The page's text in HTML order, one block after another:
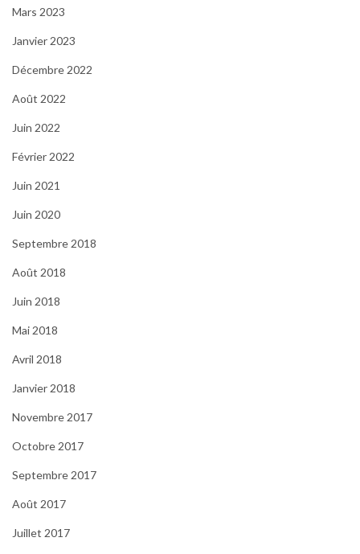
Mars 2023
Janvier 2023
Décembre 2022
Août 2022
Juin 2022
Février 2022
Juin 2021
Juin 2020
Septembre 2018
Août 2018
Juin 2018
Mai 2018
Avril 2018
Janvier 2018
Novembre 2017
Octobre 2017
Septembre 2017
Août 2017
Juillet 2017